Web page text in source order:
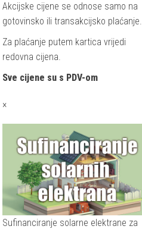
Akcijske cijene se odnose samo na
gotovinsko ili transakcijsko plaćanje.
Za plaćanje putem kartica vrijedi
redovna cijena.
Sve cijene su s PDV-om
×
Sufinanciranje solarne elektrane za